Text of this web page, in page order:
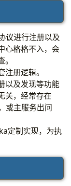
议进行注册以及
心格格不入，会
册逻辑。
以及发现等功能
关，经常存在
或主服务出问
定制实现，为执